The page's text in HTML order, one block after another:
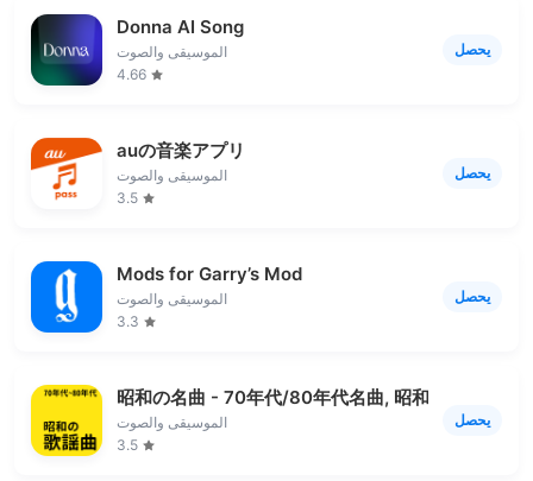
Donna AI Song
الموسيقى والصوت
4.66
يحصل
auの音楽アプリ
الموسيقى والصوت
3.5
يحصل
Mods for Garry’s Mod
الموسيقى والصوت
3.3
يحصل
昭和の名曲 - 70年代/80年代名曲, 昭和の歌謡曲
الموسيقى والصوت
3.5
يحصل